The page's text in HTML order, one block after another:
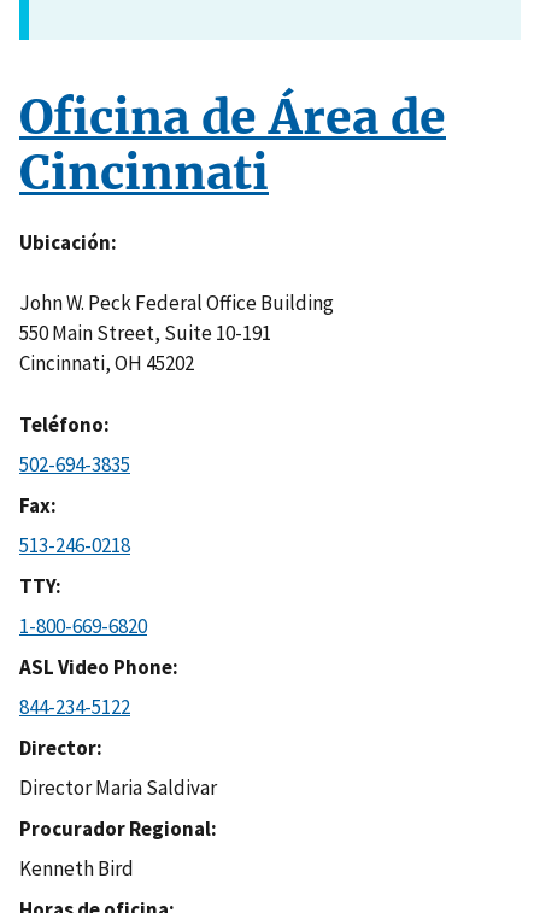
Oficina de Área de
Cincinnati
Ubicación
John W. Peck Federal Office Building
550 Main Street, Suite 10-191
Cincinnati,OH 45202
Teléfono
502-694-3835
Fax
513-246-0218
TTY
1-800-669-6820
ASL Video Phone
844-234-5122
Director
Director Maria Saldivar
Procurador Regional
Kenneth Bird